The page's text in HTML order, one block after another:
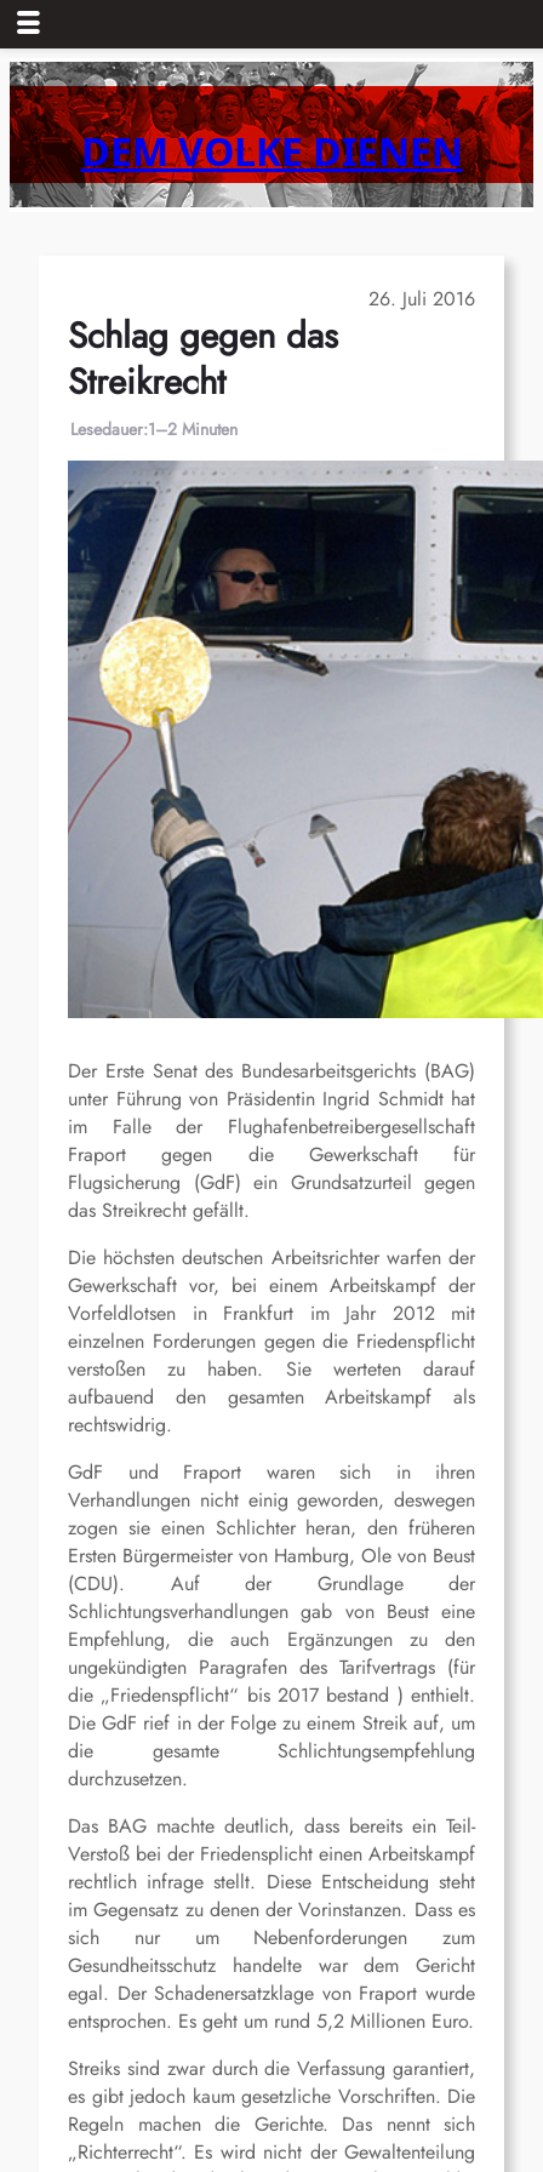
Zum
Inhalt
springenDEM VOLKE DIENEN
26. Juli 2016
Schlag gegen das
Streikrecht
Lesedauer:1–2 Minuten
Der Erste Senat des Bundesarbeitsgerichts (BAG)
unter Führung von Präsidentin Ingrid Schmidt hat
im Falle der Flughafenbetreibergesellschaft
Fraport gegen die Gewerkschaft für
Flugsicherung (GdF) ein Grundsatzurteil gegen
das Streikrecht gefällt.
Die höchsten deutschen Arbeitsrichter warfen der
Gewerkschaft vor, bei einem Arbeitskampf der
Vorfeldlotsen in Frankfurt im Jahr 2012 mit
einzelnen Forderungen gegen die Friedenspflicht
verstoßen zu haben. Sie werteten darauf
aufbauend den gesamten Arbeitskampf als
rechtswidrig.
GdF und Fraport waren sich in ihren
Verhandlungen nicht einig geworden, deswegen
zogen sie einen Schlichter heran, den früheren
Ersten Bürgermeister von Hamburg, Ole von Beust
(CDU). Auf der Grundlage der
Schlichtungsverhandlungen gab von Beust eine
Empfehlung, die auch Ergänzungen zu den
ungekündigten Paragrafen des Tarifvertrags (für
die „Friedenspflicht“ bis 2017 bestand ) enthielt.
Die GdF rief in der Folge zu einem Streik auf, um
die gesamte Schlichtungsempfehlung
durchzusetzen.
Das BAG machte deutlich, dass bereits ein Teil-
Verstoß bei der Friedensplicht einen Arbeitskampf
rechtlich infrage stellt. Diese Entscheidung steht
im Gegensatz zu denen der Vorinstanzen. Dass es
sich nur um Nebenforderungen zum
Gesundheitsschutz handelte war dem Gericht
egal. Der Schadenersatzklage von Fraport wurde
entsprochen. Es geht um rund 5,2 Millionen Euro.
Streiks sind zwar durch die Verfassung garantiert,
es gibt jedoch kaum gesetzliche Vorschriften. Die
Regeln machen die Gerichte. Das nennt sich
„Richterrecht“. Es wird nicht der Gewaltenteilung